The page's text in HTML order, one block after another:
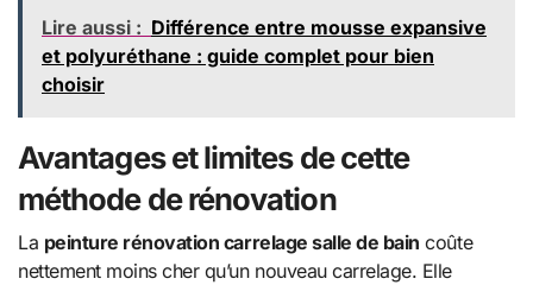
Lire aussi : Différence entre mousse expansive
et polyuréthane : guide complet pour bien
choisir
Avantages et limites de cette
méthode de rénovation
La peinture rénovation carrelage salle de bain coûte
nettement moins cher qu’un nouveau carrelage. Elle